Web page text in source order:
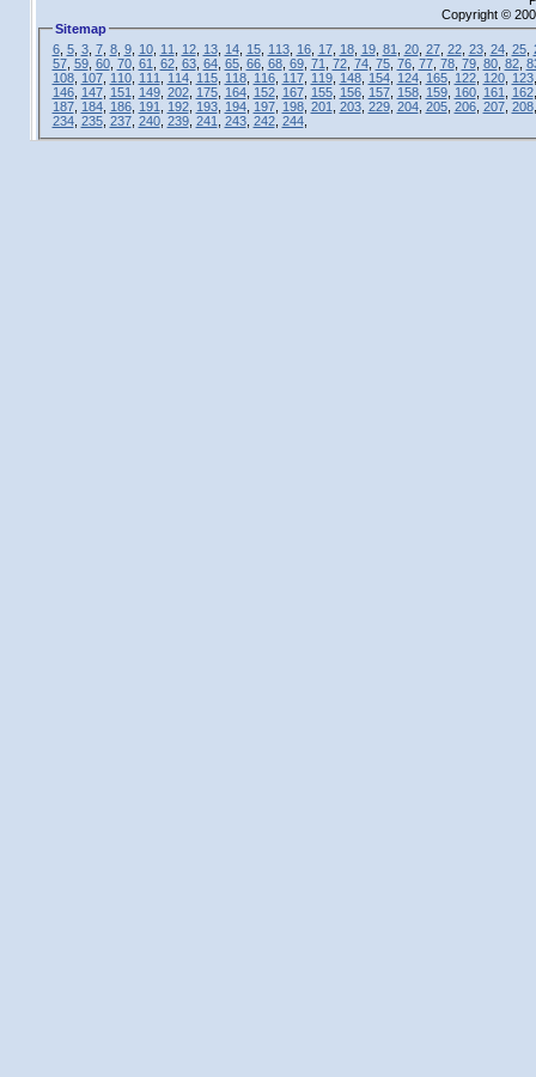
Copyright ©
Sitemap
6, 5, 3, 7, 8, 9, 10, 11 12, 13, 14, 15, 113, 16, 17, 18, 19, 81 20, 27, 22, 23, 24, 25,
57, 59, 60, 70, 61 62, 63, 64, 65, 66, 68, 69, 71 72, 74, 75, 76, 77, 78, 79, 80, 82,
108, 107, 110, 111 114, 115, 118, 116, 117, 119, 148, 154, 124, 165, 122, 120, 123
146, 147, 151 149, 202, 175, 164, 152, 167, 155, 156, 157, 158, 159, 160, 161 162
187, 184, 186, 191 192, 193, 194, 197, 198, 201 203, 229, 204, 205, 206, 207, 208
234, 235, 237, 240, 239, 241 243, 242, 244,